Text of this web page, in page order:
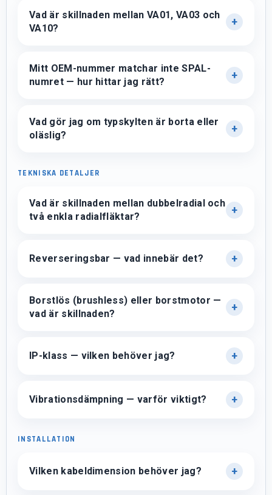
Vad är skillnaden mellan VA01, VA03 och
VA10?
Mitt OEM-nummer matchar inte SPAL-
numret — hur hittar jag rätt?
Vad gör jag om typskylten är borta eller
oläslig?
TEKNISKA DETALJER
Vad är skillnaden mellan dubbelradial och
två enkla radialfläktar?
Reverseringsbar — vad innebär det?
Borstlös (brushless) eller borstmotor —
vad är skillnaden?
IP-klass — vilken behöver jag?
Vibrationsdämpning — varför viktigt?
INSTALLATION
Vilken kabeldimension behöver jag?